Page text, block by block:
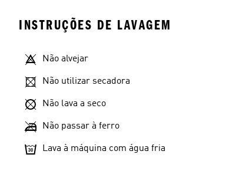
INSTRUÇÕES DE LAVAGEM
Não alvejar
Não utilizar secadora
Não lava a seco
Não passar à ferro
Lava à máquina com água fria